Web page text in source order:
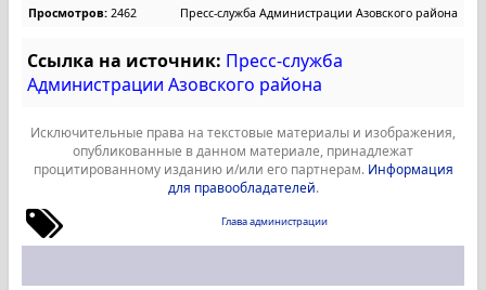
Просмотров: 2462 Пресс-служба Администрации Азовского района
Ссылка на источник: Пресс-служба
Администрации Азовского района
Исключительные права на текстовые материалы и изображения,
опубликованные в данном материале, принадлежат
процитированному изданию и/или его партнерам. Информация
для правообладателей.
Глава администрации